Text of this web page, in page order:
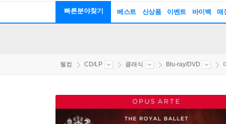
빠른분야찾기 베스트 신상품 이벤트 바이백 매
웰컴 CD/LP 클래식 Blu-ray/DVD